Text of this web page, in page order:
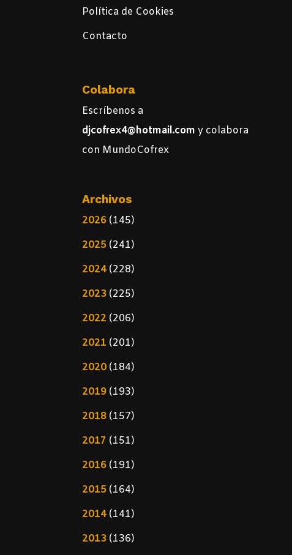
Política de Cookies
Contacto
Colabora
Escríbenos a
djcofrex4@hotmail.comy colabora
con MundoCofrex
Archivos
2026 (145)
2025 (241)
2024 (228)
2023 (225)
2022 (206)
2021 (201)
2020 (184)
2019 (193)
2018 (157)
2017 (151)
2016 (191)
2015 (164)
2014 (141)
2013 (136)